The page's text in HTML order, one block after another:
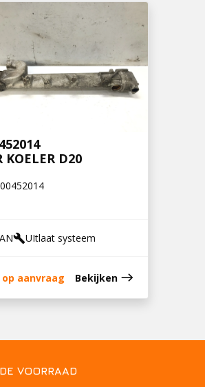
KOELER D20
buildUItlaat systeem
op aanvraag Bekijken east
VOORRAAD